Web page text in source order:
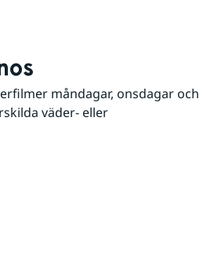
måndagar, onsdagar och
väder- eller